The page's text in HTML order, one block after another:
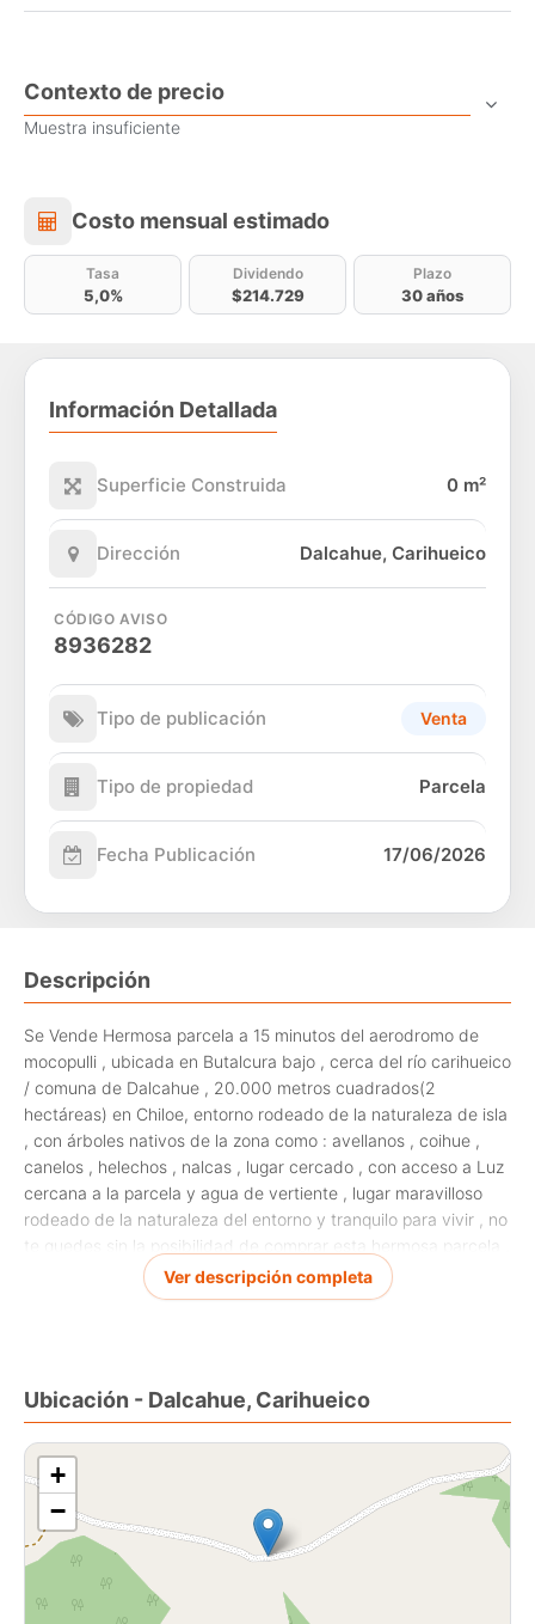
Contexto de precio
Muestra insuficiente
Costo mensual estimado
Costo mensual estimado
Tasa
5,0%
Dividendo
$214.729
Plazo
30 años
Información Detallada
Superficie Construida 0 m²
Dirección Dalcahue, Carihueico
CÓDIGO AVISO
8936282
Tipo de publicación Venta
Tipo de propiedad Parcela
Fecha Publicación 17/06/2026
Descripción
Se Vende Hermosa parcela a 15 minutos del aerodromo de
mocopulli , ubicada en Butalcura bajo , cerca del río carihueico
/ comuna de Dalcahue , 20.000 metros cuadrados(2
hectáreas) en Chiloe, entorno rodeado de la naturaleza de isla
, con árboles nativos de la zona como : avellanos , coihue ,
canelos , helechos , nalcas , lugar cercado , con acceso a Luz
cercana a la parcela y agua de vertiente , lugar maravilloso
rodeado de la naturaleza del entorno y tranquilo para vivir , no
te quedes sin la posibilidad de comprar esta hermosa parcela ,
dónde podrás descansar y estar en contacto con la
naturaleza , tiene cerca el río carihueico, el valor es de
Ver descripción completa
Ubicación - Dalcahue, Carihueico
+
−